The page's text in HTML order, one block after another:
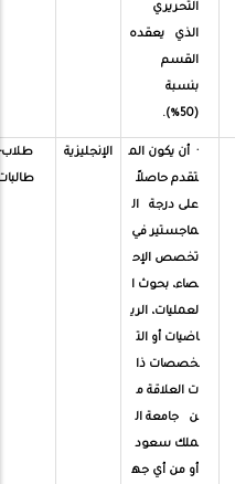
التحريري
الذي يعقده
القسم
بنسبة
(50%).
· أن يكون الم
تقدم حاصلاً
على درجة ال
ماجستير في
تخصص الإح
صاء، بحوث ا
لعمليات، الري
اضيات أو الت
خصصات ذا
ت العلاقة م
ن جامعة ال
ملك سعود
أو من أي جه
الإنجليزية